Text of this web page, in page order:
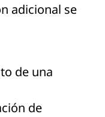
adicional se
de una
de